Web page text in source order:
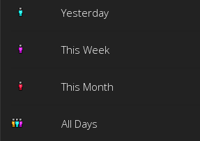
Yesterday
This Week
This Month
All Days